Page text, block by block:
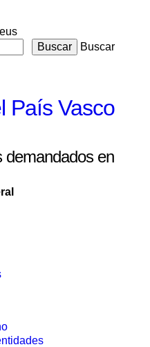
Buscar
País Vasco
demandados en